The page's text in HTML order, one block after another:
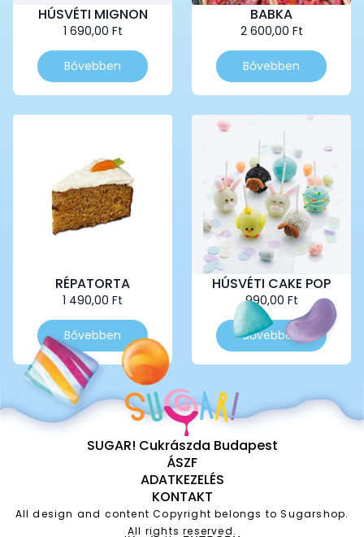
HÚSVÉTI MIGNON
1 690,00 Ft
Bővebben
BABKA
2 600,00 Ft
Bővebben
RÉPATORTA
1 490,00 Ft
Bővebben
HÚSVÉTI CAKE POP
990,00 Ft
Bővebben
SUGAR! Cukrászda Budapest
ÁSZF
ADATKEZELÉS
KONTAKT
All design and content Copyright belongs to Sugarshop.
All rights reserved.